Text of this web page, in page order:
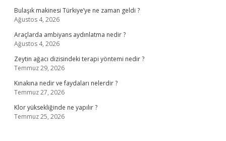
Bulaşık makinesi Türkiye’ye ne zaman geldi ?
Ağustos 4, 2026
Araçlarda ambiyans aydınlatma nedir ?
Ağustos 4, 2026
Zeytin ağacı dizisindeki terapi yöntemi nedir ?
Temmuz 29, 2026
Kınakına nedir ve faydaları nelerdir ?
Temmuz 27, 2026
Klor yüksekliğinde ne yapılır ?
Temmuz 25, 2026